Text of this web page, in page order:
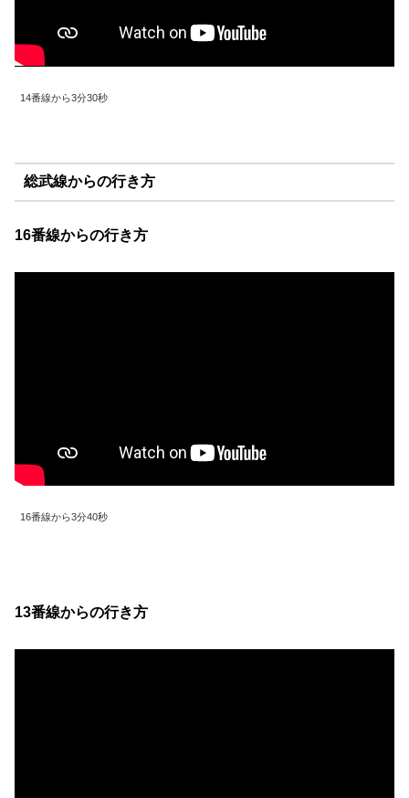
14番線から3分30秒
総武線からの行き方
16番線からの行き方
16番線から3分40秒
13番線からの行き方